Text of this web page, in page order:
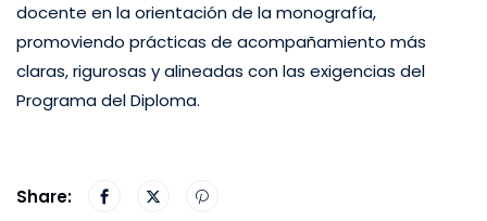
docente en la orientación de la monografía,
promoviendo prácticas de acompañamiento más
claras, rigurosas y alineadas con las exigencias del
Programa del Diploma.
Share: